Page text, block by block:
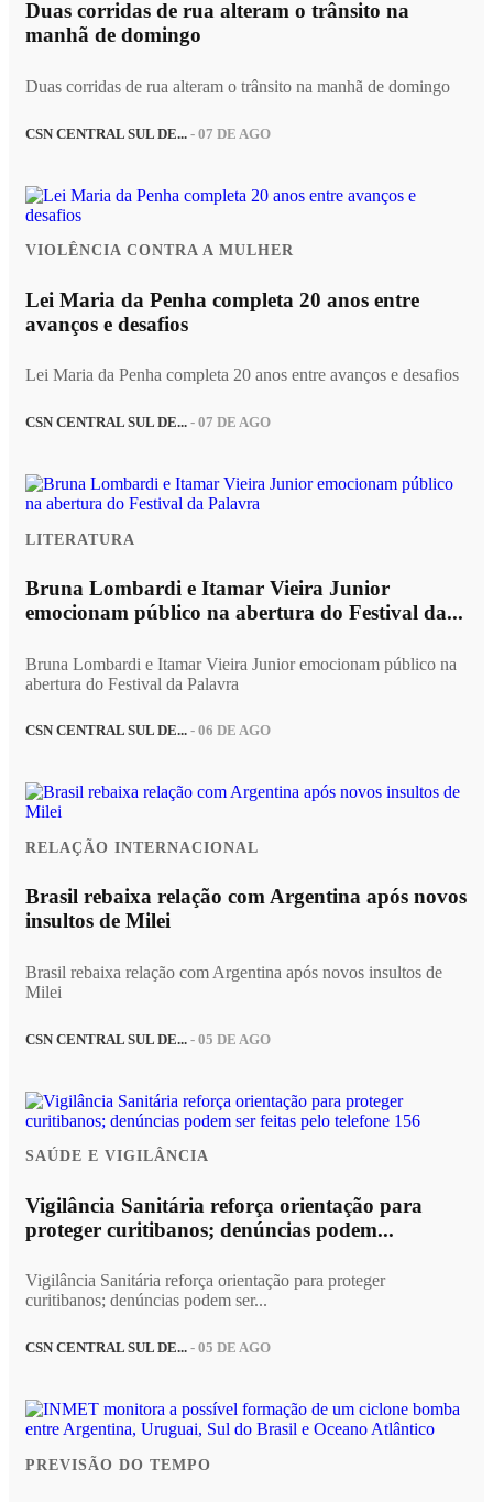
Duas corridas de rua alteram o trânsito na
manhã de domingo
Duas corridas de rua alteram o trânsito na manhã de domingo
CSN CENTRAL SUL DE... - 07 DE AGO
VIOLÊNCIA CONTRA A MULHER
Lei Maria da Penha completa 20 anos entre
avanços e desafios
Lei Maria da Penha completa 20 anos entre avanços e desafios
CSN CENTRAL SUL DE... - 07 DE AGO
LITERATURA
Bruna Lombardi e Itamar Vieira Junior
emocionam público na abertura do Festival da...
Bruna Lombardi e Itamar Vieira Junior emocionam público na
abertura do Festival da Palavra
CSN CENTRAL SUL DE... - 06 DE AGO
RELAÇÃO INTERNACIONAL
Brasil rebaixa relação com Argentina após novos
insultos de Milei
Brasil rebaixa relação com Argentina após novos insultos de
Milei
CSN CENTRAL SUL DE... - 05 DE AGO
SAÚDE E VIGILÂNCIA
Vigilância Sanitária reforça orientação para
proteger curitibanos; denúncias podem...
Vigilância Sanitária reforça orientação para proteger
curitibanos; denúncias podem ser...
CSN CENTRAL SUL DE... - 05 DE AGO
PREVISÃO DO TEMPO